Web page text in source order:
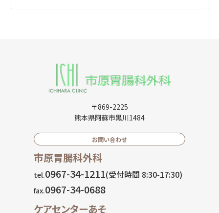
〒869-2225
熊本県阿蘇市黒川1484
お問い合わせ
市原胃腸科外科
tel.0967-34-1211(受付時間 8:30-17:30)
fax.0967-34-0688
ケアセンターあそ